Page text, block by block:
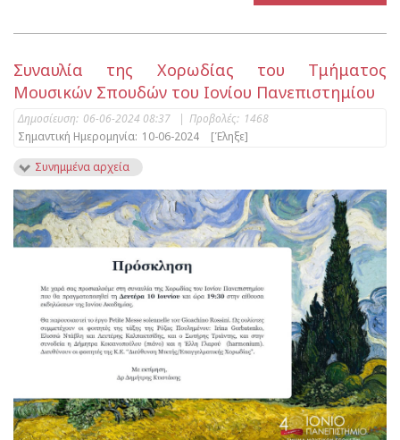
Συναυλία της Χορωδίας του Τμήματος
Μουσικών Σπουδών του Ιονίου Πανεπιστημίου
Δημοσίευση: 06-06-2024 08:37 | Προβολές: 1468
Σημαντική Ημερομηνία: 10-06-2024
[Έληξε]
Συνημμένα αρχεία